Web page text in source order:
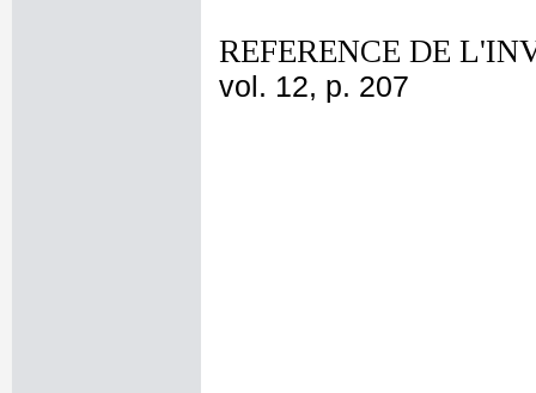
REFERENCE DE
vol. 12, p. 207